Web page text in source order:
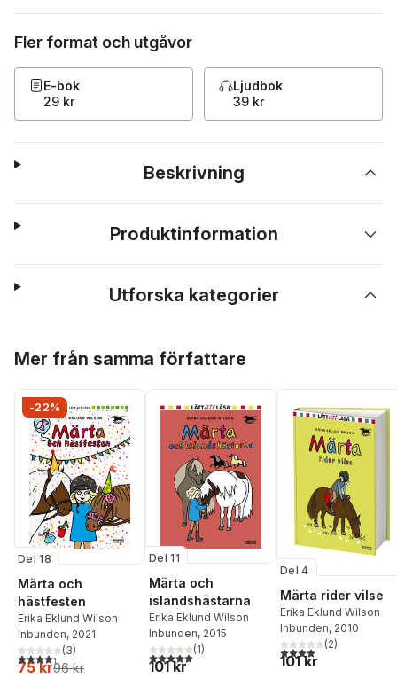
Fler format och utgåvor
E-bok
29 kr
Ljudbok
39 kr
Beskrivning
Produktinformation
Utforska kategorier
Mer från samma författare
-22%
Del 18
Märta och
hästfesten
Erika Eklund Wilson
Inbunden, 2021
4,3utav 5 stjärnor. Totalt antal röster:
(3)
75 kr96 kr
Del 11
Märta och
islandshästarna
Erika Eklund Wilson
Inbunden, 2015
5,0utav 5 stjärnor. Totalt antal röster:
(1)
101 kr
Del 4
Märta rider vilse
Erika Eklund Wilson
Inbunden, 2010
4,0utav 5 stjärnor.
(2)
101 kr